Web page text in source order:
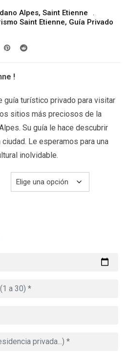
precios:
199.00€
249.00€
Alpes, Saint Etienne
Saint Etienne, Guía Privado
!
guía turístico privado para visitar
sitios más preciosos de la
Su guía le hace descubrir
Le esperamos para una
inolvidable.